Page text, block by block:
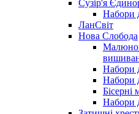
Сузір'я
Набори
ЛанСвіт
Нова Слобода
Набори
Набори
Бісерні
Набори